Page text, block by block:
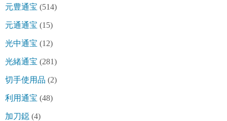
元豊通宝 (514)
元通通宝 (15)
光中通宝 (12)
光緒通宝 (281)
切手使用品 (2)
利用通宝 (48)
加刀鐚 (4)